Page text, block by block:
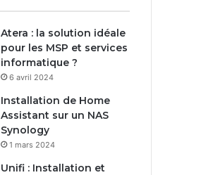
Atera : la solution idéale
pour les MSP et services
informatique ?
6 avril 2024
Installation de Home
Assistant sur un NAS
Synology
1 mars 2024
Unifi : Installation et